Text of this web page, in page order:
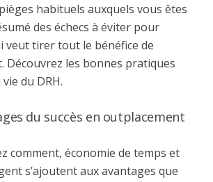
habituels auxquels vous êtes
des échecs à éviter pour
veut tirer tout le bénéfice de
Découvrez les bonnes pratiques
du DRH.
du succès en outplacement
comment, économie de temps et
s’ajoutent aux avantages que